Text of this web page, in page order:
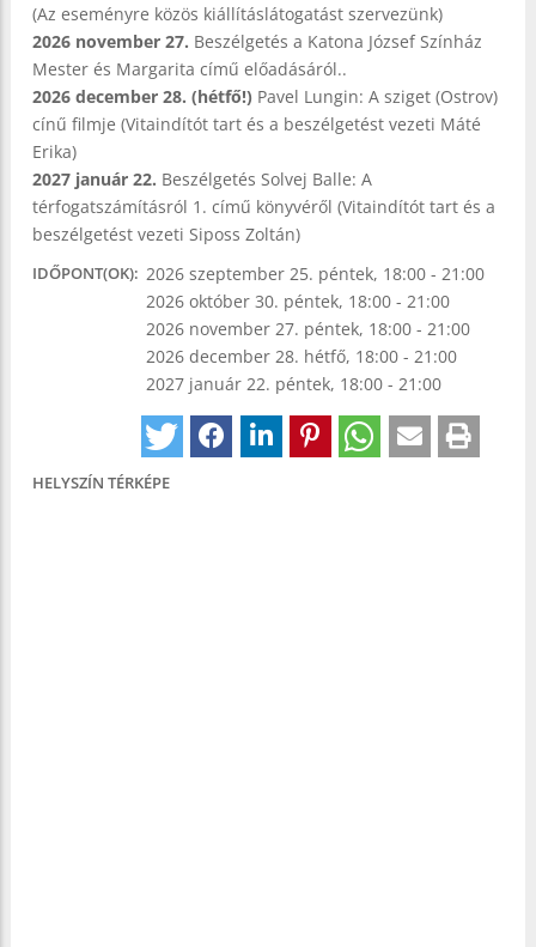
(Az eseményre közös kiállításlátogatást szervezünk)
2026 november 27. Beszélgetés a Katona József Színház
Mester és Margarita című előadásáról..
2026 december 28. (hétfő!) Pavel Lungin: A sziget (Ostrov)
cínű filmje (Vitaindítót tart és a beszélgetést vezeti Máté
Erika)
2027 január 22. Beszélgetés Solvej Balle: A
térfogatszámításról 1. című könyvéről (Vitaindítót tart és a
beszélgetést vezeti Siposs Zoltán)
IDŐPONT(OK) 2026 szeptember 25. péntek, 18:00 - 21:00
2026 október 30. péntek, 18:00 - 21:00
2026 november 27. péntek, 18:00 - 21:00
2026 december 28. hétfő, 18:00 - 21:00
2027 január 22. péntek, 18:00 - 21:00
HELYSZÍN TÉRKÉPE